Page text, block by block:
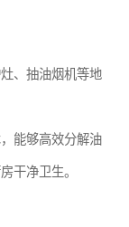
、抽油烟机等地
能够高效分解油
干净卫生。